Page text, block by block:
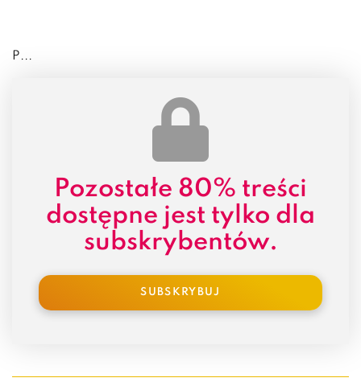
P...
Pozostałe 80% treści
dostępne jest tylko dla
subskrybentów.
SUBSKRYBUJ